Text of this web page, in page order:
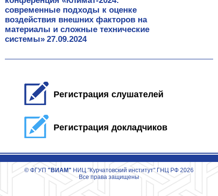
современные подходы к оценке
воздействия внешних факторов на
материалы и сложные технические
системы» 27.09.2024
Регистрация слушателей
Регистрация докладчиков
© ФГУП "ВИАМ" НИЦ "Курчатовский институт" ГНЦ РФ 2026
Все права защищены